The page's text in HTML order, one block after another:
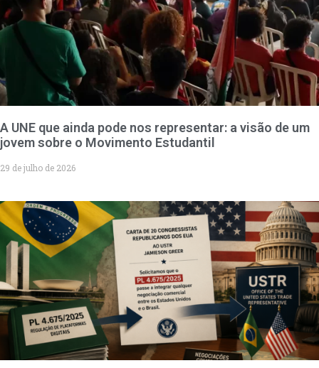
A UNE que ainda pode nos representar: a visão de um
jovem sobre o Movimento Estudantil
29 de julho de 2026